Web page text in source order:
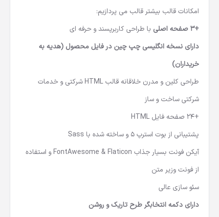
امکانات قالب بیشتر قالب می پردازیم:
+3 صفحه اصلی
با طراحی کاربرپسند و حرفه ای
دارای نسخه انگلیسی چپ چین در فایل محصول (هدیه به
خریداران)
طراحی کلین و مدرن خلاقانه قالب HTML شرکتی و خدمات
شرکتی ساخت و ساز
+24 صفحه فایل HTML
پشتیبانی از بوت استرپ 5 و ساخته شده با Sass
آیکن فونت بسیار جذاب FontAwesome & Flaticon و استفاده
از فونت وزیر متن
سئو سازی عالی
دارای دکمه انتخابگر طرح تاریک و روشن